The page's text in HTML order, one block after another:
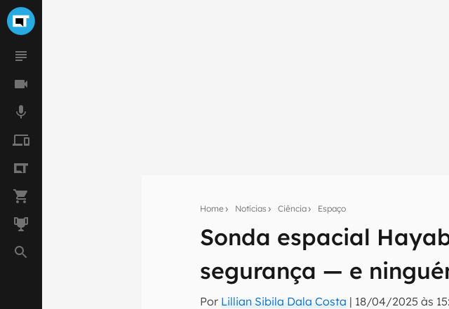
Home Notícias Ciência Espaço
Sonda espacial
segurança — e
Por Lillian Sibila Dala Costa | 18/04/2025 às
Seu resumo inteligente do
Assine a newsletter do Canaltech e